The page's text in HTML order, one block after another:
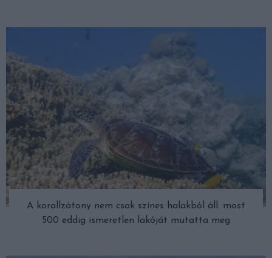
A korallzátony nem csak színes halakból áll: most
500 eddig ismeretlen lakóját mutatta meg